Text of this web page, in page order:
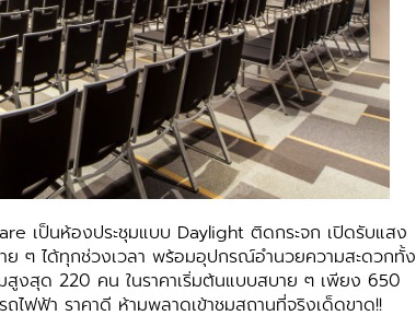
ป็นห้องประชุมแบบ Daylight ติดกระจก เปิดรับแสง
ย ๆ ได้ทุกช่วงเวลา พร้อมอุปกรณ์อำนวยความสะดวกทั้ง
สูงสุด 220 คน ในราคาเริ่มต้นแบบสบาย ๆ เพียง 650
ฟฟ้า ราคาดี ห้ามพลาดเข้าชมสถานที่จริงเด็ดขาด!!